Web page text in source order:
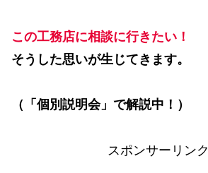
この工務店に相談に行きたい！
そうした思いが生じてきます。
（「個別説明会」で解説中！）
スポンサーリンク